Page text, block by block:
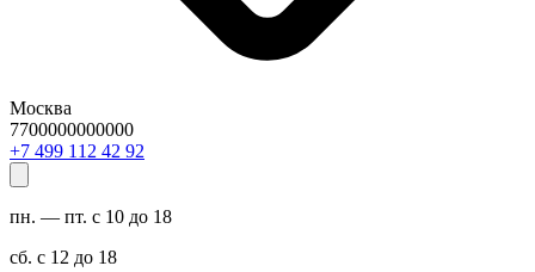
Москва
7700000000000
29 24 211 994 7+
пн. — пт. с 10 до 18
сб. с 12 до 18